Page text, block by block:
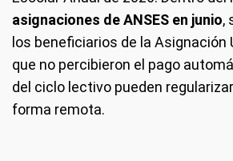
asignaciones de ANSES en junio,
los beneficiarios de la Asignación
que no percibieron el pago
del ciclo lectivo pueden
forma remota.